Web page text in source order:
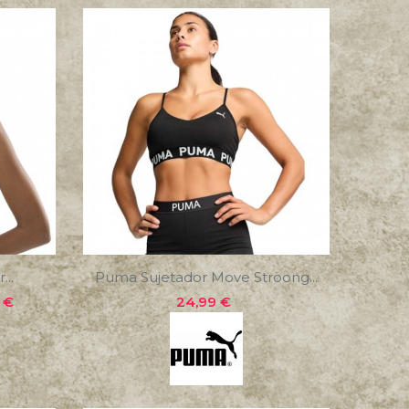
€
Puma Sujetador Move Stroong...
Precio
24,99 €